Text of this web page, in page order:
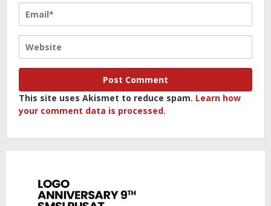
This site uses Akismet to reduce spam. Learn how
your comment data is processed.